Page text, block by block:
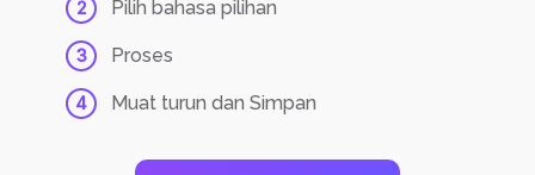
2 Pilih bahasa pilihan
3 Proses
4 Muat turun dan Simpan